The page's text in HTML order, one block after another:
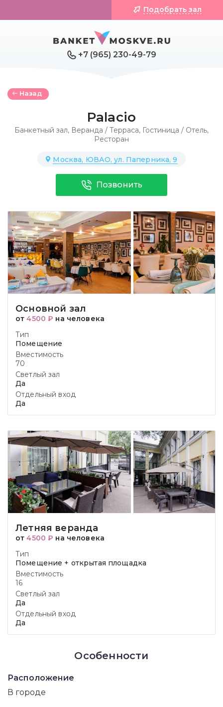
+7 (965) 230-49-79
Подобрать зал
Назад
Palacio
Банкетный зал, Веранда / Терраса, Гостиница / Отель,
Ресторан
Москва, ЮВАО, ул. Паперника, 9
Позвонить
Основной зал
от4500 ₽ на человека
Тип
Помещение
Вместимость
70
Светлый зал
Да
Отдельный вход
Да
Летняя веранда
от4500 ₽ на человека
Тип
Помещение + открытая площадка
Вместимость
16
Светлый зал
Да
Отдельный вход
Да
Особенности
Расположение
В городе